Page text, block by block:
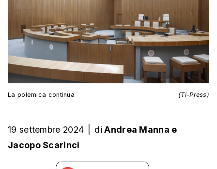
La polemica continua (Ti-Press)
19 settembre 2024 di Andrea Manna e
Jacopo Scarinci